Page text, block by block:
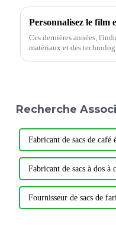
Ces dernières années,
matériaux et des
Recherche
Fabricant de sacs de café
Fabricant de sacs à dos à
Fournisseur de sacs de